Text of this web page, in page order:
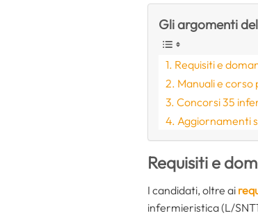
Gli argomenti
Requisiti e
Manuali e
Concorsi 35
Aggiornamenti
Requisiti e
I candidati, oltre ai
infermieristica (L/